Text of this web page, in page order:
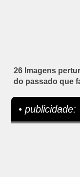
26 Imagens
do passado que
• publicidade: